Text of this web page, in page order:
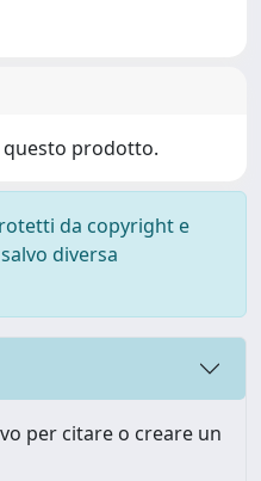
questo prodotto.
da copyright e
diversa
per citare o creare un